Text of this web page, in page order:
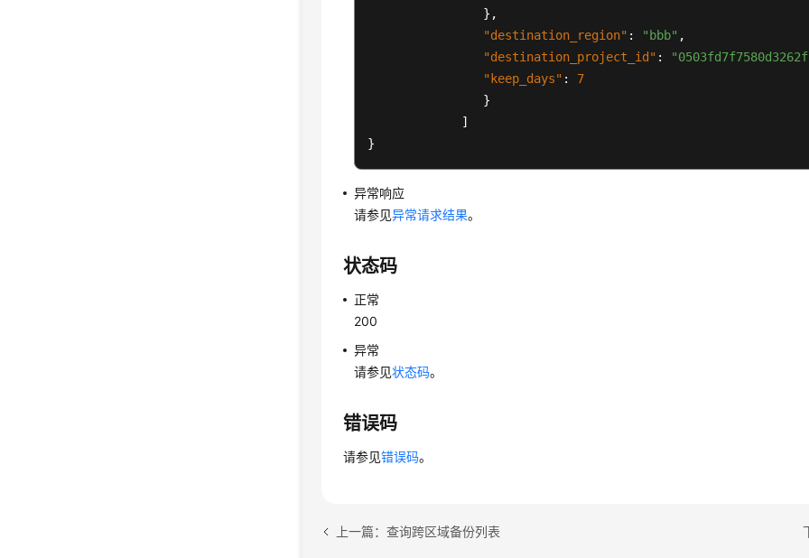
} ,
"destination_region" : "bbb" ,
"destination_project_id" :
"keep_days" :
7
}
]
}
异常响应
请参见异常请求结果。
状态码
正常
200
异常
请参见状态码。
错误码
请参见错误码。
上一篇：查询跨区域备份列表